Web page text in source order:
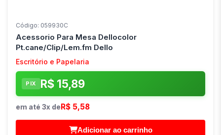
Código: 059930C
Acessorio Para Mesa Dellocolor
Pt.cane/Clip/Lem.fm Dello
Escritório e Papelaria
PIX R$ 15,89
em até 3x de R$ 5,58
Adicionar ao carrinho